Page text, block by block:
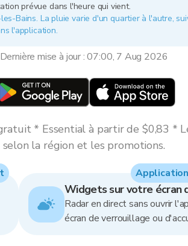
prévue dans l'heure qui vient.
Bains. La pluie varie d'un quartier à l'autre,
l'application.
Dernière mise à jour : 07:00, 7 Aug 2026
* Essential à partir de $0,83 *
selon la région et les promotions.
Widgets sur votre écran
Radar en direct sans ouvrir
écran de verrouillage ou